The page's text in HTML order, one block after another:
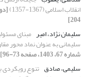
انقلاب اسلامی (1367-1357)
204]
سلیمان نژاد، امیر مبنای
سلیمانی به عنوان نماد محور
شماره 67، 1403، صفحه 73-96]
سلیمی، صادق تنوع رویکردی